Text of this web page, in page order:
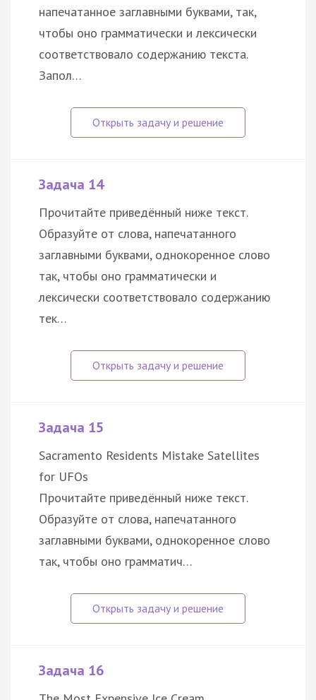
напечатанное заглавными буквами, так,
чтобы оно грамматически и лексически
соответствовало содержанию текста.
Запол…
Задача 14
Прочитайте приведённый ниже текст.
Образуйте от слова, напечатанного
заглавными буквами, однокоренное слово
так, чтобы оно грамматически и
лексически соответствовало содержанию
тек…
Задача 15
Sacramento Residents Mistake Satellites
for UFOs
Прочитайте приведённый ниже текст.
Образуйте от слова, напечатанного
заглавными буквами, однокоренное слово
так, чтобы оно грамматич…
Задача 16